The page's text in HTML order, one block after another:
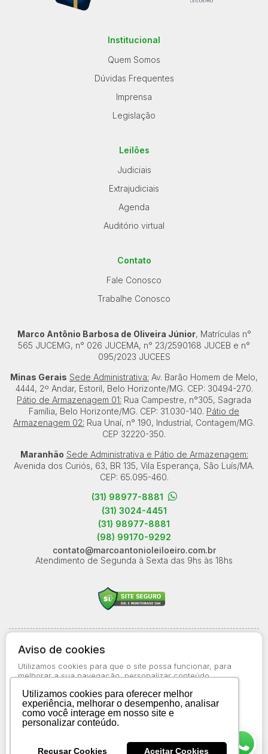
Utilizamos cookies para oferecer melhor
experiência, melhorar o desempenho, analisar
como você interage em nosso site e
personalizar conteúdo.
Recusar Cookies Aceitar Cookies
Institucional
Quem Somos
Dúvidas Frequentes
Imprensa
Legislação
Leilões
Judiciais
Extrajudiciais
Agenda
Auditório virtual
Contato
Fale Conosco
Trabalhe Conosco
Marco Antônio Barbosa de Oliveira Júnior, Matrículas n°
565 JUCEMG, n° 026 JUCEMA, n° 23/2590168 JUCEB e n°
095/2023 JUCEES
Minas Gerais Sede Administrativa: Av. Barão Homem de Melo,
4444, 2º Andar, Estoril, Belo Horizonte/MG. CEP: 30494-270.
Pátio de Armazenagem 01: Rua Campestre, n°305, Sagrada
Família, Belo Horizonte/MG. CEP: 31.030-140. Pátio de
Armazenagem 02: Rua Unaí, n° 190, Industrial, Contagem/MG.
CEP 32220-350.
Maranhão Sede Administrativa e Pátio de Armazenagem:
Avenida dos Curiós, 63, BR 135, Vila Esperança, São Luís/MA.
CEP: 65.095-460.
(31) 98977-8881
(31) 3024-4451
(31) 98977-8881
(98) 99170-9292
contato@marcoantonioleiloeiro.com.br
Atendimento de Segunda à Sexta das 9hs às 18hs
Aviso de Cookies
Termos de Uso
Aviso de cookies
Utilizamos cookies para que o site possa funcionar, para
melhorar a sua navegação, personalizar conteúdo
estatísticas sobre o uso do site. Saiba mais no
Cookies